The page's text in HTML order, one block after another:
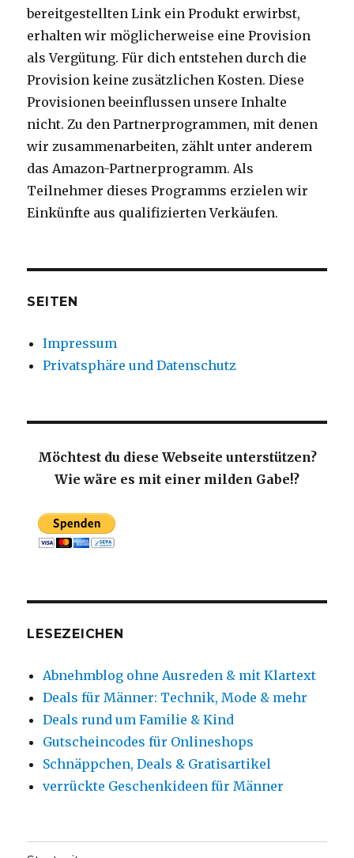
bereitgestellten Link ein Produkt erwirbst,
erhalten wir möglicherweise eine Provision
als Vergütung. Für dich entstehen durch die
Provision keine zusätzlichen Kosten. Diese
Provisionen beeinflussen unsere Inhalte
nicht. Zu den Partnerprogrammen, mit denen
wir zusammenarbeiten, zählt unter anderem
das Amazon-Partnerprogramm. Als
Teilnehmer dieses Programms erzielen wir
Einkünfte aus qualifizierten Verkäufen.
SEITEN
Impressum
Privatsphäre und Datenschutz
Möchtest du diese Webseite unterstützen?
Wie wäre es mit einer milden Gabe!?
LESEZEICHEN
Abnehmblog ohne Ausreden & mit Klartext
Deals für Männer: Technik, Mode & mehr
Deals rund um Familie & Kind
Gutscheincodes für Onlineshops
Schnäppchen, Deals & Gratisartikel
verrückte Geschenkideen für Männer